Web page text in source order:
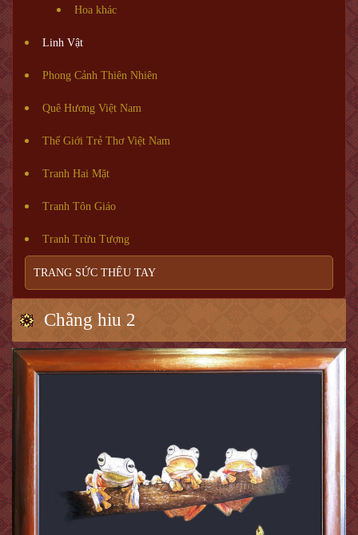
Hoa khác
Linh Vật
Phong Cảnh Thiên Nhiên
Quê Hương Việt Nam
Thế Giới Trẻ Thơ Việt Nam
Tranh Hai Mặt
Tranh Tôn Giáo
Tranh Trừu Tượng
TRANG SỨC THÊU TAY
Chằng hiu 2